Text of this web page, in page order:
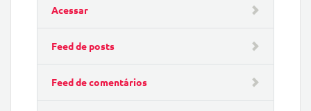
Acessar
Feed de posts
Feed de comentários